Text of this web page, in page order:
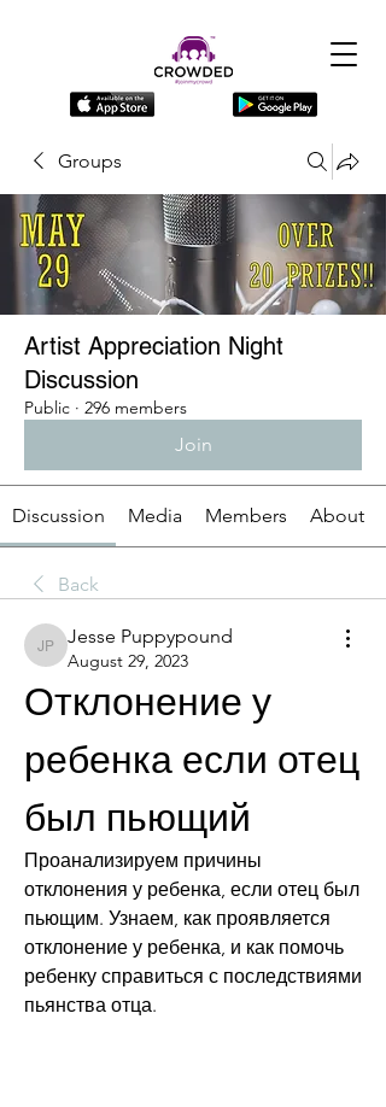
Groups
Artist Appreciation Night
Discussion
Public · 296 members
Join
Discussion Media Members About
Back
Jesse Puppypound
Jesse Puppypound
August 29, 2023
Отклонение у
ребенка если отец
был пьющий
Проанализируем причины
отклонения у ребенка, если отец был
пьющим. Узнаем, как проявляется
отклонение у ребенка, и как помочь
ребенку справиться с последствиями
пьянства отца.